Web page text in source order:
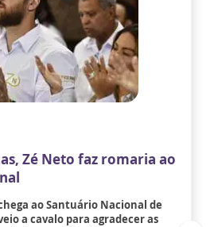
Zé Neto faz romaria ao
ao Santuário Nacional de
a cavalo para agradecer as